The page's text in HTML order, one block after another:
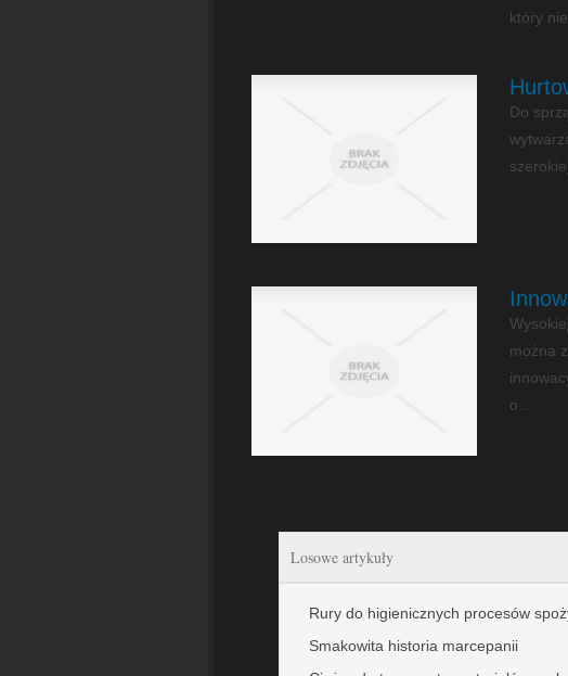
który
Do
można
o...
Losowe artykuły
Rury do higienicznych procesów
Smakowita historia marcepanii